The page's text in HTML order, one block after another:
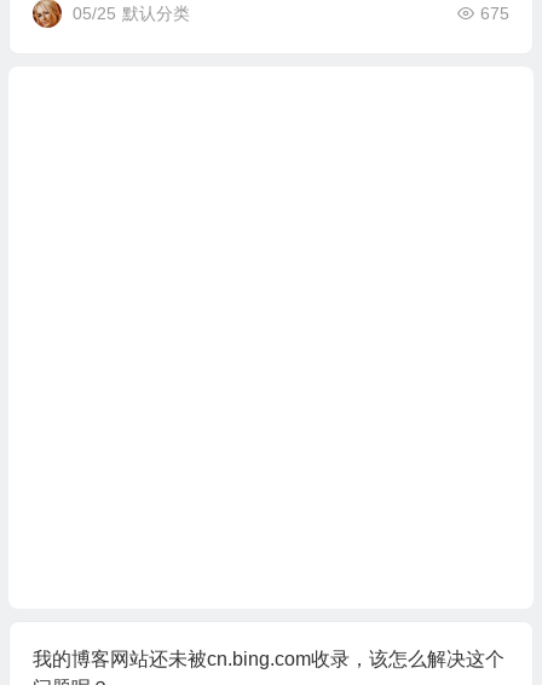
05/25 默认分类 675
我的博客网站还未被cn.bing.com收录，该怎么解决这个